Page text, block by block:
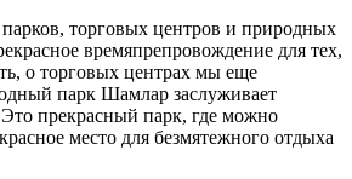
парков, торговых центров и природных
времяпрепровождение для тех,
о торговых центрах мы еще
парк Шамлар заслуживает
прекрасный парк, где можно
место для безмятежного отдыха